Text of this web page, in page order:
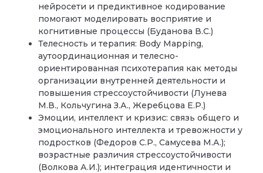
нейросети и предиктивное кодирование
помогают моделировать восприятие и
когнитивные процессы (Буданова В.С.)
Телесность и терапия: Body Mapping,
аутоординационная и телесно-
ориентированная психотерапия как методы
организации внутренней деятельности и
повышения стрессоустойчивости (Лунева
М.В., Кольчугина З.А., Жеребцова Е.Р.)
Эмоции, интеллект и кризис: связь общего и
эмоционального интеллекта и тревожности у
подростков (Федоров С.Р., Самусева М.А.);
возрастные различия стрессоустойчивости
(Волкова А.И.); интеграция идентичности и